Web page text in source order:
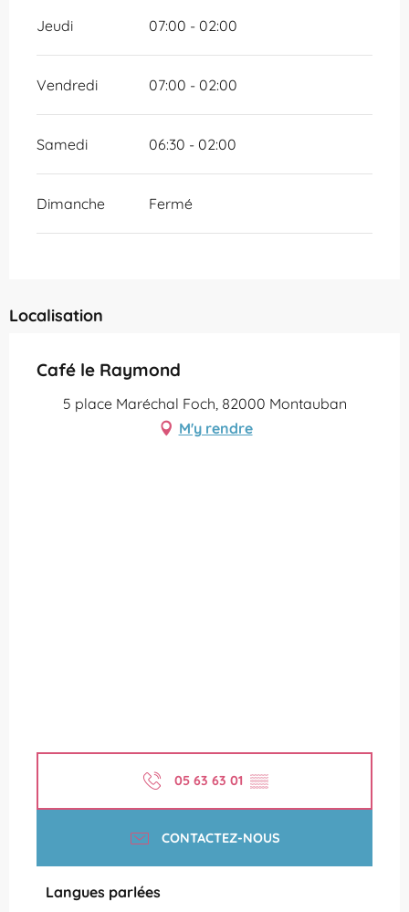
Jeudi 07:00 - 02:00
Vendredi 07:00 - 02:00
Samedi 06:30 - 02:00
Dimanche Fermé
Localisation
Café le Raymond
5 place Maréchal Foch, 82000 Montauban
M'y rendre
05 63 63 01 ▒▒
CONTACTEZ-NOUS
Langues parlées
Langues parlées